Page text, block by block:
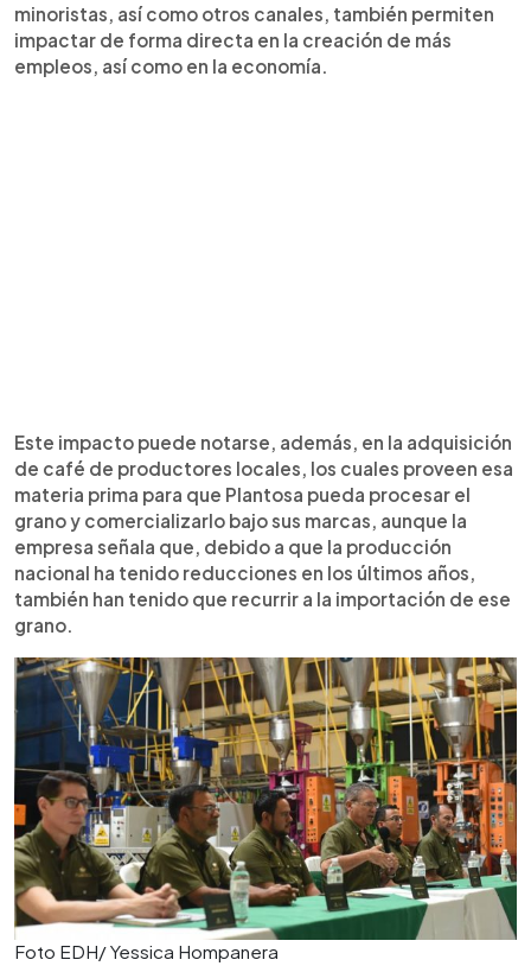
minoristas, así como otros canales, también permiten
impactar de forma directa en la creación de más
empleos, así como en la economía.
Este impacto puede notarse, además, en la adquisición
de café de productores locales, los cuales proveen esa
materia prima para que Plantosa pueda procesar el
grano y comercializarlo bajo sus marcas, aunque la
empresa señala que, debido a que la producción
nacional ha tenido reducciones en los últimos años,
también han tenido que recurrir a la importación de ese
grano.
Foto EDH/ Yessica Hompanera